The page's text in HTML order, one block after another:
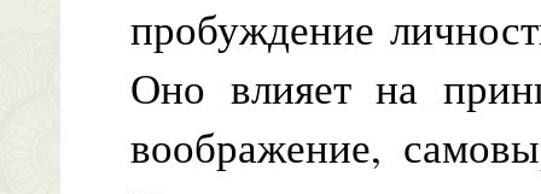
пробуждение
Оно влияет на
воображение,